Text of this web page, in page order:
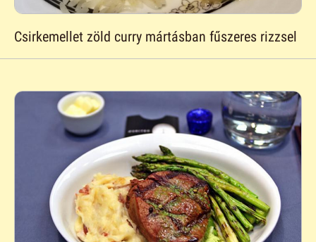
Csirkemellet zöld curry mártásban fűszeres rizzsel